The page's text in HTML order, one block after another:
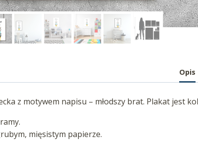
Opis
z motywem napisu – młodszy brat. Plakat jest
mięsistym papierze.